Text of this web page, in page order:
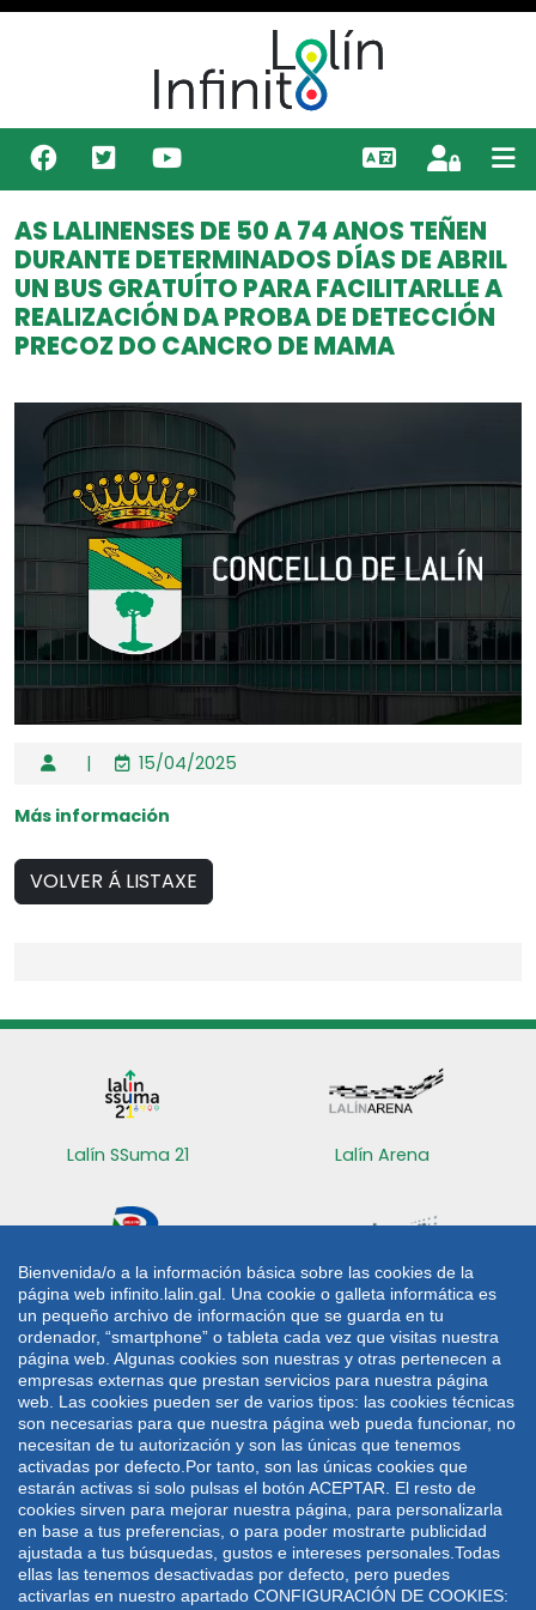
Bienvenida/o a la información básica sobre las cookies de la
página web infinito.lalin.gal. Una cookie o galleta informática es
un pequeño archivo de información que se guarda en tu
ordenador, “smartphone” o tableta cada vez que visitas nuestra
página web. Algunas cookies son nuestras y otras pertenecen a
empresas externas que prestan servicios para nuestra página
web. Las cookies pueden ser de varios tipos: las cookies técnicas
son necesarias para que nuestra página web pueda funcionar, no
necesitan de tu autorización y son las únicas que tenemos
activadas por defecto.Por tanto, son las únicas cookies que
estarán activas si solo pulsas el botón ACEPTAR. El resto de
cookies sirven para mejorar nuestra página, para personalizarla
en base a tus preferencias, o para poder mostrarte publicidad
ajustada a tus búsquedas, gustos e intereses personales.Todas
ellas las tenemos desactivadas por defecto, pero puedes
activarlas en nuestro apartado CONFIGURACIÓN DE COOKIES:
AS LALINENSES DE 50 A 74 ANOS TEÑEN
DURANTE DETERMINADOS DÍAS DE ABRIL
UN BUS GRATUÍTO PARA FACILITARLLE A
REALIZACIÓN DA PROBA DE DETECCIÓN
PRECOZ DO CANCRO DE MAMA
| 15/04/2025
Más información
VOLVER Á LISTAXE
Lalín SSuma 21 Lalín Arena
Radio Lalín Sede electrónica
CONTACTO
Plaza de Galicia 1
36500 Lalín
986 787 060
986 782 042
lalin@lalin.gal
Mapa web Aviso legal
Política de privacidade
Política de cookies
Deseño e desenvolvemento: UTE VODAFONE -